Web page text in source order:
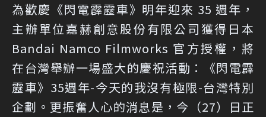
為歡慶《閃電霹靂車》明年迎來 35 週年，
主辦單位嘉赫創意股份有限公司獲得日本
Bandai Namco Filmworks 官方授權，將
在台灣舉辦一場盛大的慶祝活動：《閃電霹
靂車》35週年-今天的我沒有極限-台灣特別
企劃。更振奮人心的消息是，今（27）日正